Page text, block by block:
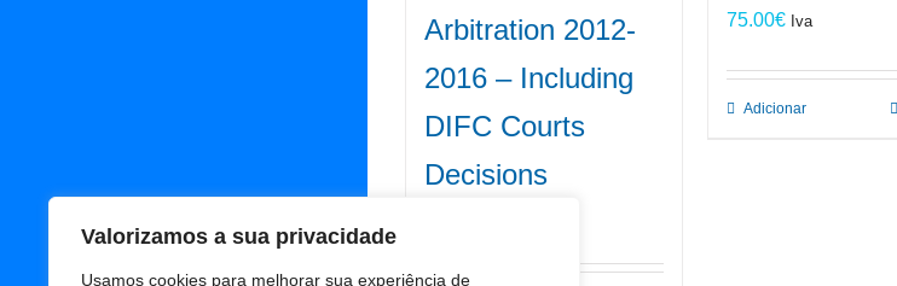
Valorizamos a sua privacidade
Usamos cookies para melhorar sua experiência de
Arbitration 2012-
2016 – Including
DIFC Courts
Decisions
75.00€ Iva
Adicionar